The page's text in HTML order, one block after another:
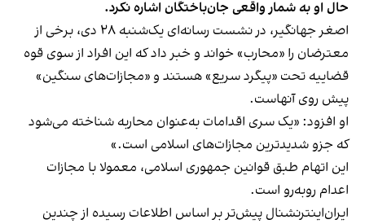
حال او به شمار واقعی جان‌باختگان اشاره نکرد.
اصغر جهانگیر، در نشست رسانه‌ای یک‌شنبه ۲۸ دی‌، برخی از
معترضان را «محارب» خواند و خبر داد که این افراد از سوی قوه
قضاییه تحت «پیگرد سریع» هستند و «مجازات‌های سنگین»
پیش روی آنهاست.
او افزود: «یک سری اقدامات به‌عنوان محاربه شناخته می‌شود
که جزو شدیدترین مجازات‌های اسلامی است.»
این اتهام طبق قوانین جمهوری اسلامی، معمولا با مجازات
اعدام روبه‌رو است.
ایران‌اینترنشنال پیش‌تر بر اساس اطلاعات رسیده از چندین